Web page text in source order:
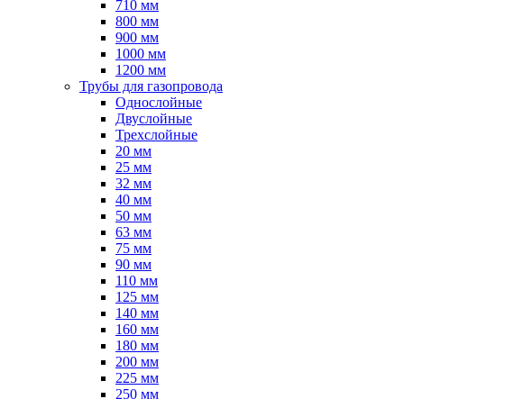
710 мм
800 мм
900 мм
1000 мм
1200 мм
Трубы для газопровода
Однослойные
Двуслойные
Трехслойные
20 мм
25 мм
32 мм
40 мм
50 мм
63 мм
75 мм
90 мм
110 мм
125 мм
140 мм
160 мм
180 мм
200 мм
225 мм
250 мм